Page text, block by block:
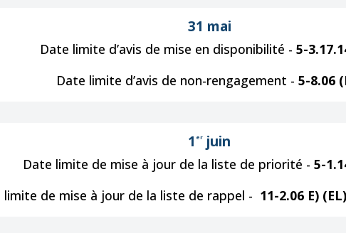
31 mai
Date limite d’avis de mise en disponibilité - 5-
Date limite d’avis de non-rengagement - 5-8.06
1 er juin
Date limite de mise à jour de la liste de priorité - 5-
limite de mise à jour de la liste de rappel - 11-2.06 E)